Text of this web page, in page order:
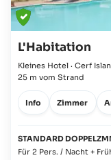
L'Habitation
Kleines Hotel · Cerf
25 m vom Strand
Info Zimmer
STANDARD
Für 2 Pers. / Nacht +